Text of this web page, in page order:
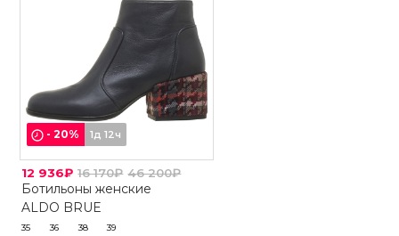
-20% 1д 12ч
12 936₽ 16 170₽ 46 200₽
Ботильоны женские
ALDO BRUE
35 36 38 39